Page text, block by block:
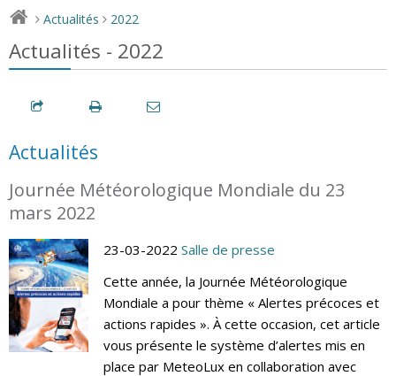
> Actualités > 2022
Actualités - 2022
Actualités
Journée Météorologique Mondiale du 23
mars 2022
23-03-2022 Salle de presse
Cette année, la Journée Météorologique
Mondiale a pour thème « Alertes précoces et
actions rapides ». À cette occasion, cet article
vous présente le système d’alertes mis en
place par MeteoLux en collaboration avec